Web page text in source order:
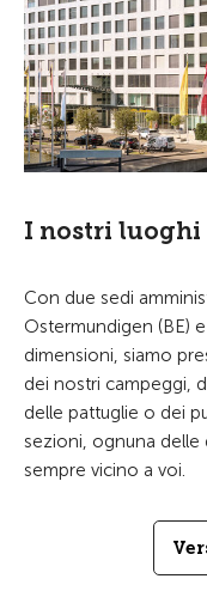
I nostri luoghi
Con due sedi
Ostermundigen (BE)
dimensioni, siamo
dei nostri campeggi,
delle pattuglie o dei
sezioni, ognuna delle
sempre vicino a voi.